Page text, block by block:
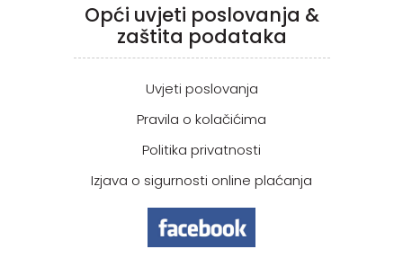
Opći uvjeti poslovanja &
zaštita podataka
Uvjeti poslovanja
Pravila o kolačićima
Politika privatnosti
Izjava o sigurnosti online plaćanja